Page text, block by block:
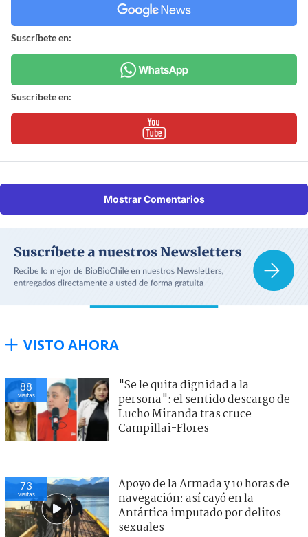
Suscríbete en:
Suscríbete en:
Mostrar Comentarios
VISTO AHORA
88
visitas
"Se le quita dignidad a la
persona": el sentido descargo de
Lucho Miranda tras cruce
Campillai-Flores
73
visitas
Apoyo de la Armada y 10 horas de
navegación: así cayó en la
Antártica imputado por delitos
sexuales